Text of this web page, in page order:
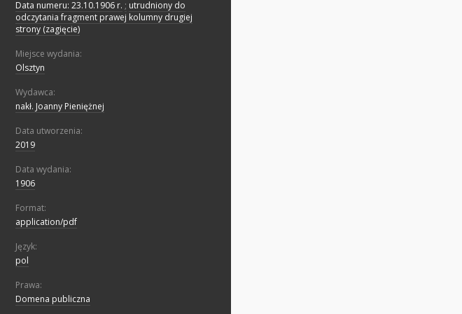
Data numeru: 23.10.1906 r. ; utrudniony do
odczytania fragment prawej kolumny drugiej
strony (zagięcie)
Miejsce wydania:
Olsztyn
Wydawca:
nakł. Joanny Pieniężnej
Data utworzenia:
2019
Data wydania:
1906
Format:
application/pdf
Język:
pol
Prawa:
Domena publiczna